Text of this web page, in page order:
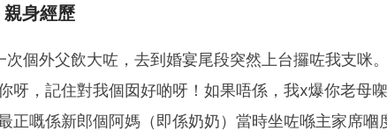
身經歷
個外父飲大咗，去到婚宴尾段突然上台攞咗我支咪
呀，記住對我個囡好啲呀！如果唔係，我x爆你老母㗎
正嘅係新郎個阿媽（即係奶奶）當時坐咗喺主家席嗰